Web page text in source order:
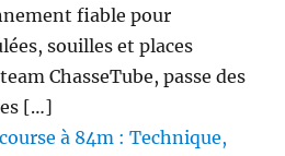
fiable pour
souilles et places
ChasseTube, passe des
[…]
à 84m : Technique,